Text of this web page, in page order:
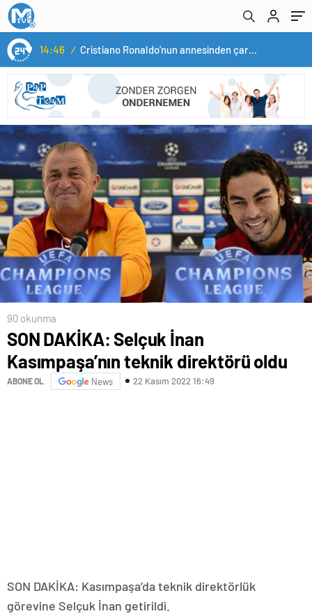
14:46 / Cristiano Ronaldo’nun annesinden çarpıcı transfer planı! Portekiz – İspanya maçı sonrası tepkilere kız kardeşinden sert cevap
90 okunma
SON DAKİKA: Selçuk İnan
Kasımpaşa’nın teknik direktörü oldu
ABONE OL News 22 Kasım 2022 16:49
SON DAKİKA: Kasımpaşa’da teknik direktörlük
görevine Selçuk İnan getirildi.